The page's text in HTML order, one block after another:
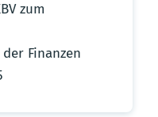
zum
Finanzen